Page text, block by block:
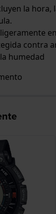
la hora,
contra
humedad